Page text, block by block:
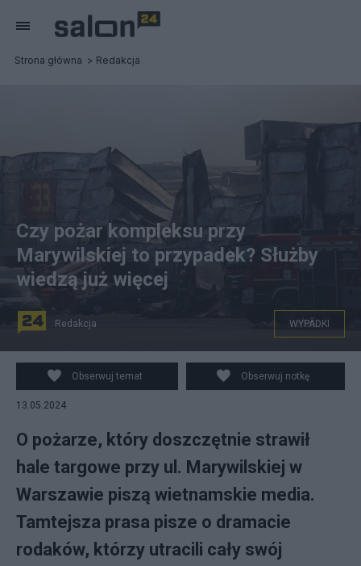
Strona główna Redakcja
fot. PAP
Czy pożar kompleksu przy
Marywilskiej to przypadek? Służby
wiedzą już więcej
Redakcja WYPADKI
Obserwuj temat Obserwuj notkę
13.05.2024
O pożarze, który doszczętnie strawił
hale targowe przy ul. Marywilskiej w
Warszawie piszą wietnamskie media.
Tamtejsza prasa pisze o dramacie
rodaków, którzy utracili cały swój